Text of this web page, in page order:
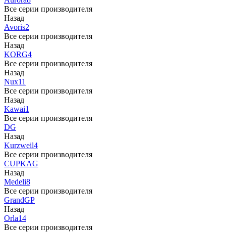
Все серии производителя
Назад
Avoris2
Все серии производителя
Назад
KORG4
Все серии производителя
Назад
Nux11
Все серии производителя
Назад
Kawai1
Все серии производителя
DG
Назад
Kurzweil4
Все серии производителя
CUPKAG
Назад
Medeli8
Все серии производителя
GrandGP
Назад
Orla14
Все серии производителя